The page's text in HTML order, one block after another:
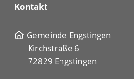
Kontakt
Gemeinde Engstingen
Kirchstraße 6
72829 Engstingen